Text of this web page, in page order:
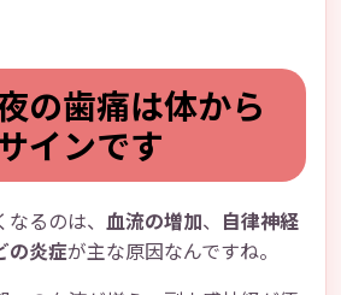
の歯痛は体から
インです
るのは、 血流の増加、 自律神経
の炎症が主な原因なんですね。